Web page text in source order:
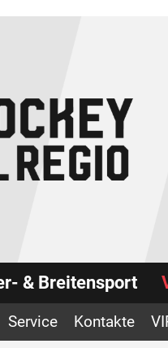
& Breitensport
Service Kontakte